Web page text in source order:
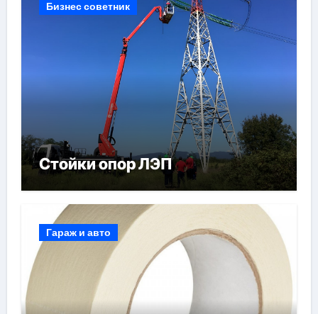
Бизнес советник
Стойки опор ЛЭП
Гараж и авто